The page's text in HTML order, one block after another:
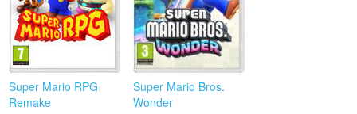
Super Mario RPG
Remake
Super Mario Bros.
Wonder